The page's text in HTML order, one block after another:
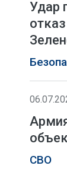
Удар
СВО